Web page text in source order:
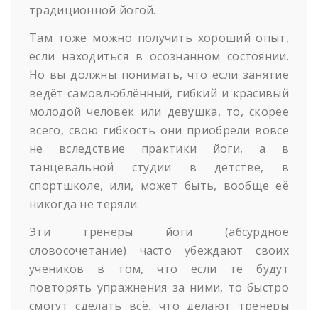
традиционной йогой.
Там тоже можно получить хороший опыт,
если находиться в осознанном состоянии.
Но вы должны понимать, что если занятие
ведёт самовлюблённый, гибкий и красивый
молодой человек или девушка, то, скорее
всего, свою гибкость они приобрели вовсе
не вследствие практики йоги, а в
танцевальной студии в детстве, в
спортшколе, или, может быть, вообще её
никогда не теряли.
Эти тренеры йоги (абсурдное
словосочетание) часто убеждают своих
учеников в том, что если те будут
повторять упражнения за ними, то быстро
смогут сделать всё, что делают тренеры